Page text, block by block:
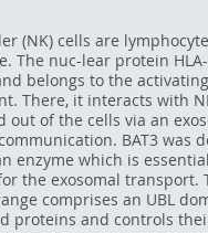
(NK) cells are
The nuc-lear protein
belongs to the
There, it interacts with
out of the cells via an
BAT3 was
enzyme which is
the exosomal transport.
comprises an UBL
proteins and controls